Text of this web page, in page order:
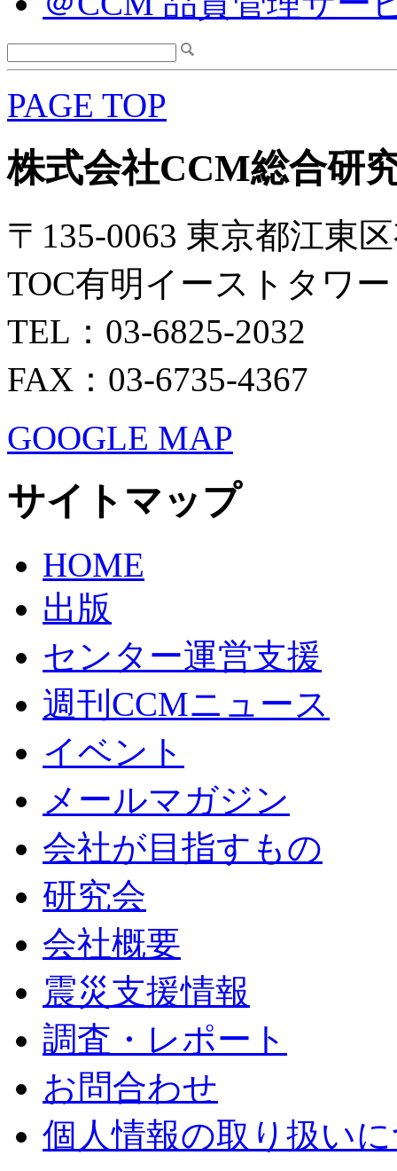
PAGE TOP
株式会社CCM総合研
〒135-0063 東京都江東
TOC有明イーストタワ
TEL：03-6825-2032
FAX：03-6735-4367
GOOGLE MAP
サイトマップ
HOME
出版
センター運営支援
週刊CCMニュース
イベント
メールマガジン
会社が目指すもの
研究会
会社概要
震災支援情報
調査・レポート
お問合わせ
個人情報の取り扱い